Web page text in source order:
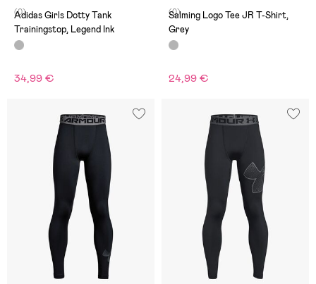
(0)
Adidas Girls Dotty Tank
Trainingstop, Legend Ink
34,99 €
(0)
Salming Logo Tee JR T-Shirt,
Grey
24,99 €